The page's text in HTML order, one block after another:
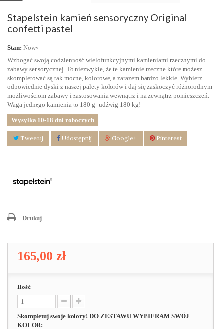
Stapelstein kamień sensoryczny Original
confetti pastel
Stan: Nowy
Wzbogać swoją codzienność wielofunkcyjnymi kamieniami rzecznymi do
zabawy sensorycznej. To niezwykłe, że te kamienie rzeczne które możesz
skompletować są tak mocne, kolorowe, a zarazem bardzo lekkie. Wybierz
odpowiednie dyski z naszej palety kolorów i daj się zaskoczyć różnorodnym
możliwościom zabawy i zastosowania wewnątrz i na zewnątrz pomieszczeń.
Waga jednego kamienia to 180 g- udźwig 180 kg!
Wysyłka 10-18 dni roboczych
Tweetuj Udostępnij Google+ Pinterest
Drukuj
165,00 zł
Ilość
Skompletuj swoje kolory! DO ZESTAWU WYBIERAM SWÓJ
KOLOR: